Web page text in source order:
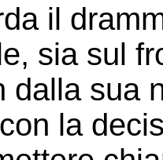
il
sia sul
dalla sua
la